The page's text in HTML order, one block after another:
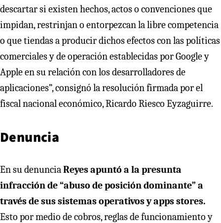
descartar si existen hechos, actos o convenciones que
impidan, restrinjan o entorpezcan la libre competencia
o que tiendas a producir dichos efectos con las políticas
comerciales y de operación establecidas por Google y
Apple en su relación con los desarrolladores de
aplicaciones”, consignó la resolución firmada por el
fiscal nacional económico, Ricardo Riesco Eyzaguirre.
Denuncia
En su denuncia Reyes apuntó a la presunta
infracción de “abuso de posición dominante” a
través de sus sistemas operativos y apps stores.
Esto por medio de cobros, reglas de funcionamiento y